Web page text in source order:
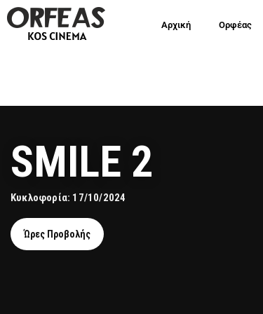
Αρχική Ορφέας
SMILE 2
Κυκλοφορία: 17/10/2024
Ώρες Προβολής